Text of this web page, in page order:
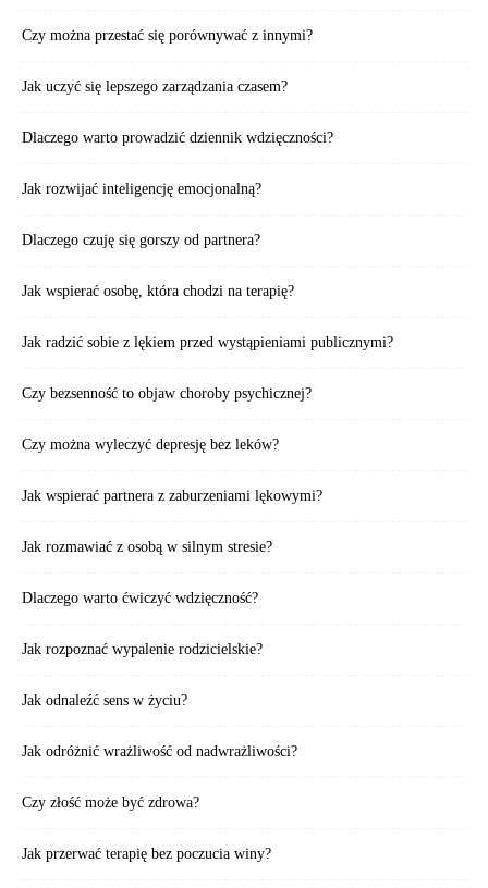
Czy można przestać się porównywać z innymi?
Jak uczyć się lepszego zarządzania czasem?
Dlaczego warto prowadzić dziennik wdzięczności?
Jak rozwijać inteligencję emocjonalną?
Dlaczego czuję się gorszy od partnera?
Jak wspierać osobę, która chodzi na terapię?
Jak radzić sobie z lękiem przed wystąpieniami publicznymi?
Czy bezsenność to objaw choroby psychicznej?
Czy można wyleczyć depresję bez leków?
Jak wspierać partnera z zaburzeniami lękowymi?
Jak rozmawiać z osobą w silnym stresie?
Dlaczego warto ćwiczyć wdzięczność?
Jak rozpoznać wypalenie rodzicielskie?
Jak odnaleźć sens w życiu?
Jak odróżnić wrażliwość od nadwrażliwości?
Czy złość może być zdrowa?
Jak przerwać terapię bez poczucia winy?